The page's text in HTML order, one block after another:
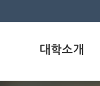
대학소개